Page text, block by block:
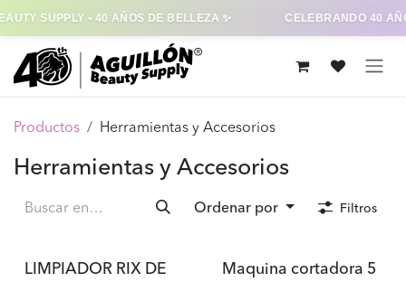
Ir al contenido
Productos Herramientas y Accesorios
Herramientas y Accesorios
Ordenar por Filtros
LIMPIADOR RIX DE
Maquina cortadora 5
SUPPLY • 40 AÑOS DE BELLEZA ✨ CELEBRANDO 40